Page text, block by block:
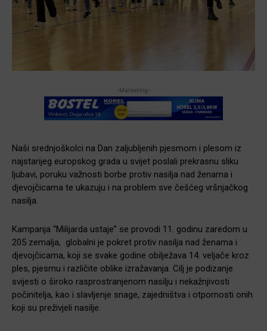
-Marketing-
Naši srednjoškolci na Dan zaljubljenih pjesmom i plesom iz
najstarijeg europskog grada u svijet poslali prekrasnu sliku
ljubavi, poruku važnosti borbe protiv nasilja nad ženama i
djevojčicama te ukazuju i na problem sve češćeg vršnjačkog
nasilja.
Kampanja “Milijarda ustaje” se provodi 11. godinu zaredom u
205 zemalja, globalni je pokret protiv nasilja nad ženama i
djevojčicama, koji se svake godine obilježava 14. veljače kroz
ples, pjesmu i različite oblike izražavanja. Cilj je podizanje
svijesti o široko rasprostranjenom nasilju i nekažnjivosti
počinitelja, kao i slavljenje snage, zajedništva i otpornosti onih
koji su preživjeli nasilje.